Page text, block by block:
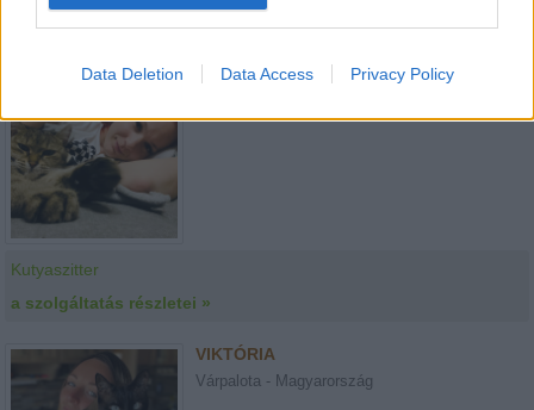
Data Deletion Data Access Privacy Policy
a szolgáltatás részletei »
TÍMEA
Kutyaszitter
a szolgáltatás részletei »
VIKTÓRIA
Várpalota - Magyarország